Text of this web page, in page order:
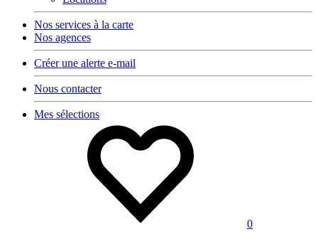
Nos services à la carte
Nos agences
Créer une alerte e-mail
Nous contacter
Mes sélections
0